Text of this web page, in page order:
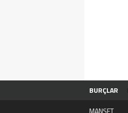
BURÇLAR
MANŞET